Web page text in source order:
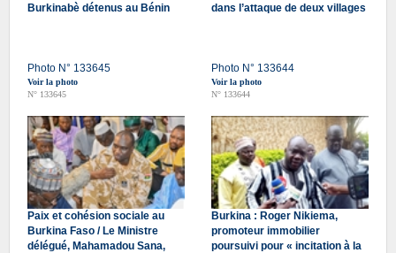
Burkinabè détenus au Bénin
Photo N° 133645
Voir la photo
N° 133645
dans l’attaque de deux villages
Photo N° 133644
Voir la photo
N° 133644
Paix et cohésion sociale au
Burkina Faso / Le Ministre
délégué, Mahamadou Sana,
Burkina : Roger Nikiema,
promoteur immobilier
poursuivi pour « incitation à la